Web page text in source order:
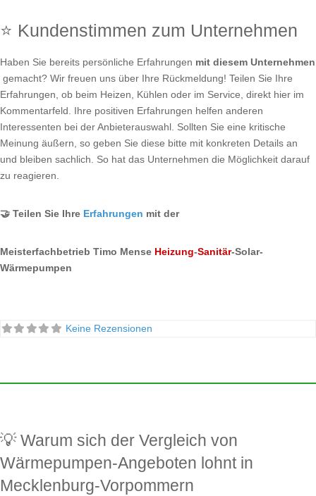
⭐ Kundenstimmen zum Unternehmen
Haben Sie bereits persönliche Erfahrungen mit diesem Unternehmen
gemacht? Wir freuen uns über Ihre Rückmeldung! Teilen Sie Ihre
Erfahrungen, ob beim Heizen, Kühlen oder im Service, direkt hier im
Kommentarfeld. Ihre positiven Erfahrungen helfen anderen
Interessenten bei der Anbieterauswahl. Sollten Sie eine kritische
Meinung äußern, so geben Sie diese bitte mit konkreten Details an
und bleiben sachlich. So hat das Unternehmen die Möglichkeit darauf
zu reagieren.
🤝 Teilen Sie Ihre Erfahrungen mit der
Meisterfachbetrieb Timo Mense Heizung-Sanitär-Solar-
Wärmepumpen
Keine Rezensionen
💡 Warum sich der Vergleich von
Wärmepumpen-Angeboten lohnt in
Mecklenburg-Vorpommern